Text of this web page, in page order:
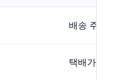
배송 주문
택배가